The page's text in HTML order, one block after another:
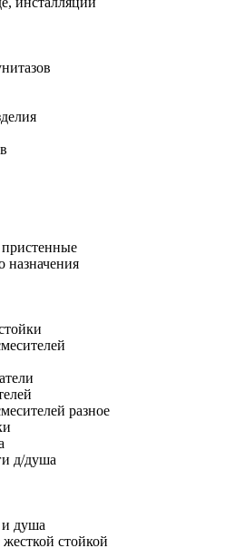
назначения
разное
д/душа
душа
стойкой